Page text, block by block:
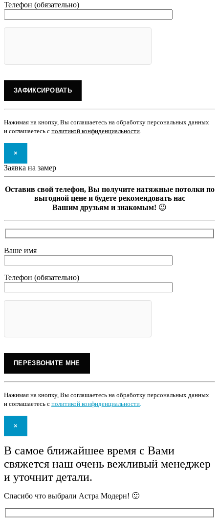
Телефон (обязательно)
Нажимая на кнопку, Вы соглашаетесь на обработку персональных данных
и соглашаетесь с политикой конфиденциальности.
×
Заявка на замер
Оставив свой телефон, Вы получите натяжные потолки по
выгодной цене и будете рекомендовать нас
Вашим друзьям и знакомым! 😉
Ваше имя
Телефон (обязательно)
Нажимая на кнопку, Вы соглашаетесь на обработку персональных данных
и соглашаетесь с политикой конфиденциальности
×
В самое ближайшее время с Вами
свяжется наш очень вежливый менеджер
и уточнит детали.
Спасибо что выбрали Астра Модерн! 🙂